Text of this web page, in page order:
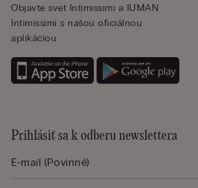
Objavte svet Intimissimi a IUMAN
Intimissimi s našou oficiálnou
aplikáciou.
Prihlásiť sa k odberu newslettera